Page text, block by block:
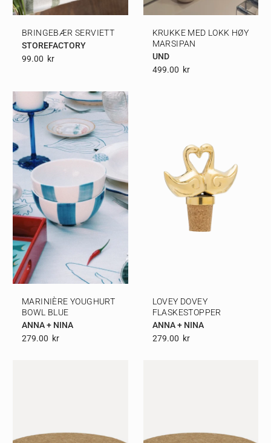
BRINGEBÆR SERVIETT
STOREFACTORY
99.00 Kr
KRUKKE MED LOKK HØY
MARSIPAN
UND
499.00 Kr
MARINIÈRE YOUGHURT
BOWL BLUE
ANNA + NINA
279.00 Kr
LOVEY DOVEY
FLASKESTOPPER
ANNA + NINA
279.00 Kr